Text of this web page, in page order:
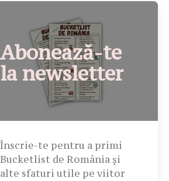
Abonează-te
la newsletter
Înscrie-te pentru a primi
Bucketlist de România și
alte sfaturi utile pe viitor